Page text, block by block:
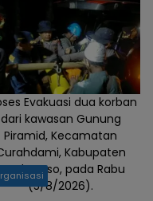
Evakuasi dua korban
dari kawasan Gunung
Piramid, Kecamatan
Kabupaten
pada Rabu
(5/8/2026).